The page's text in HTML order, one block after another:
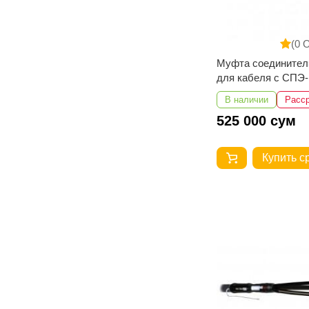
(0
Муфта
для кабеля с СПЭ-
изоляцией
70...120
В наличии
525 000 сум
Купить